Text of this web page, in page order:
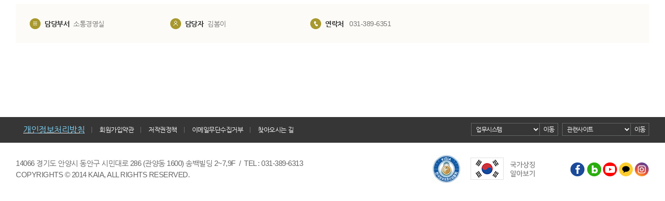
담당부서 소통경영실 담당자 김봄이 연락처 031-389-6351
개인정보처리방침 회원가입약관 저작권정책 이메일무단수집거부 찾아오시는 길 이동 이동
14066 경기도 안양시 동안구 시민대로 286 (관양동 1600) 송백빌딩 2~7,9F / TEL : 031-389-6313
COPYRIGHTS © 2014 KAIA, ALL RIGHTS RESERVED.